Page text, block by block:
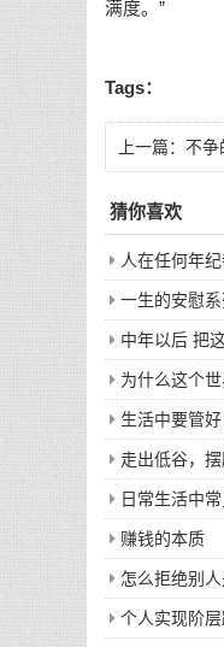
满度。”
Tags：
上一篇： 不争
猜你喜欢
人在任何年
一生的安慰
中年以后 把
为什么这个
生活中要管
走出低谷，
日常生活中
赚钱的本质
怎么拒绝别
个人实现阶